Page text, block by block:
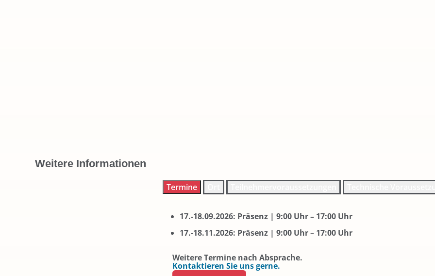
Weitere Informationen
Termine
17.-18.09.2026: Präsenz | 9:00 Uhr – 17:00 Uhr
17.-18.11.2026: Präsenz | 9:00 Uhr – 17:00 Uhr
Weitere Termine nach Absprache.
Kontaktieren Sie uns gerne.